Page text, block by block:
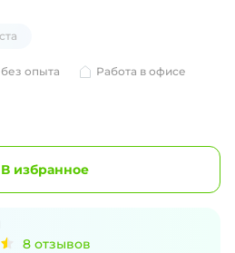
опыта
Работа в офисе
В избранное
8 отзывов